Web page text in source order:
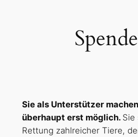
Sie als Unterstützer
überhaupt erst möglich. Sie
Rettung zahlreicher Tiere,